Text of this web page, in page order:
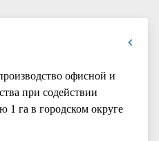
офисной и
при содействии
га в городском округе